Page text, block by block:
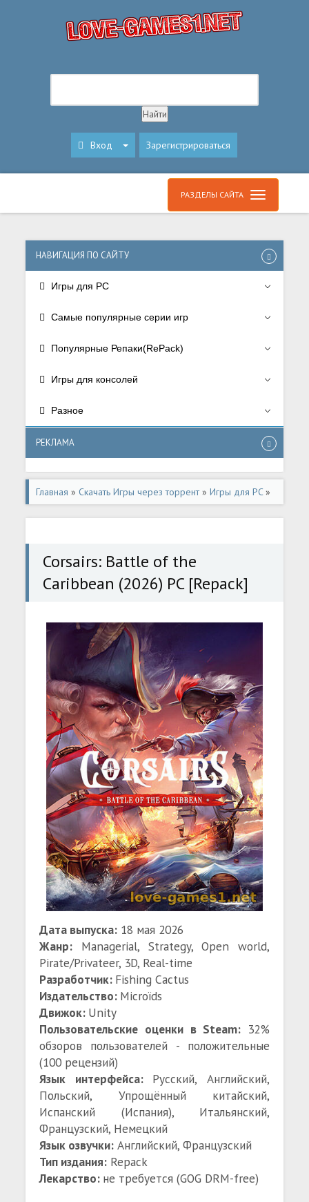
Вход Зарегистрироваться
РАЗДЕЛЫ САЙТА
НАВИГАЦИЯ ПО САЙТУ
Игры для PC
Самые популярные серии игр
Популярные Репаки(RePack)
Игры для консолей
Разное
РЕКЛАМА
Главная » Скачать Игры через торрент»Игры для PC»
Стратегии/Strategy
Corsairs: Battle of the
Caribbean (2026) PC [Repack]
Дата выпуска: 18 мая 2026
Жанр: Managerial, Strategy, Open world,
Pirate/Privateer, 3D, Real-time
Разработчик: Fishing Cactus
Издательство: Microïds
Движок: Unity
Пользовательские оценки в Steam: 32%
обзоров пользователей - положительные
(100 рецензий)
Язык интерфейса: Русский, Английский,
Польский, Упрощённый китайский,
Испанский (Испания), Итальянский,
Французский, Немецкий
Язык озвучки: Английский, Французский
Тип издания: Repack
Лекарство: не требуется (GOG DRM-free)